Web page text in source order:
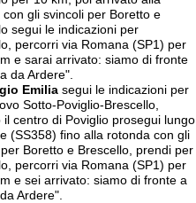
con gli svincoli per Boretto e
segui le indicazioni per
percorri via Romana (SP1) per
e sarai arrivato: siamo di fronte
da Ardere".
Emilia segui le indicazioni per
Sotto-Poviglio-Brescello,
il centro di Poviglio prosegui lungo
(SS358) fino alla rotonda con gli
Boretto e Brescello, prendi per
percorri via Romana (SP1) per
e sei arrivato: siamo di fronte a
Ardere".